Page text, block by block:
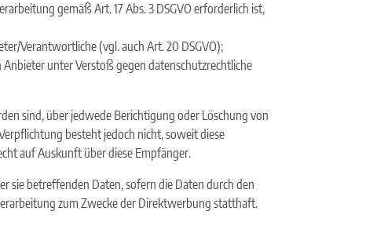
gemäß Art. 17 Abs. 3 DSGVO erforderlich ist,
Verantwortliche (vgl. auch Art. 20 DSGVO);
unter Verstoß gegen datenschutzrechtliche
sind, über jedwede Berichtigung oder Löschung von
besteht jedoch nicht, soweit diese
auf Auskunft über diese Empfänger.
sie betreffenden Daten, sofern die Daten durch den
zum Zwecke der Direktwerbung statthaft.